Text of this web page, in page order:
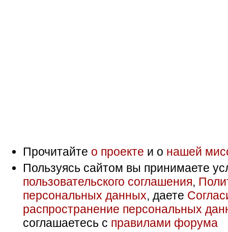
Прочитайте о проекте и о нашей
Пользуясь сайтом вы принимаете
пользовательского соглашения,
персональных данных, даете
распространение персональных
соглашаетесь с правилами форума